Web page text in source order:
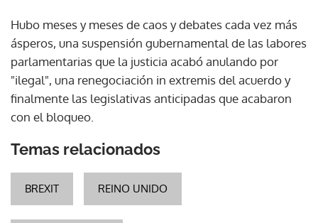
Hubo meses y meses de caos y debates cada vez más
ásperos, una suspensión gubernamental de las labores
parlamentarias que la justicia acabó anulando por
"ilegal", una renegociación in extremis del acuerdo y
finalmente las legislativas anticipadas que acabaron
con el bloqueo.
Temas relacionados
BREXIT REINO UNIDO